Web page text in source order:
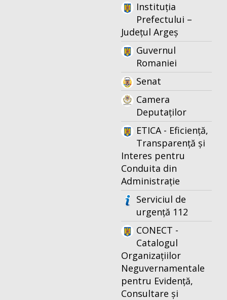
Instituția
Prefectului –
Județul Argeș
Guvernul
Romaniei
Senat
Camera
Deputaților
ETICA - Eficiență,
Transparență și
Interes pentru
Conduita din
Administrație
Serviciul de
urgență 112
CONECT -
Catalogul
Organizațiilor
Neguvernamentale
pentru Evidență,
Consultare și